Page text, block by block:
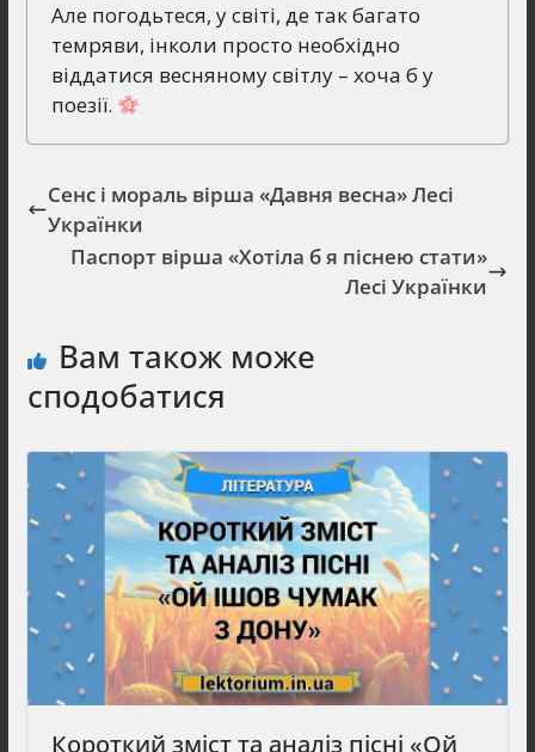
Але погодьтеся, у світі, де так багато
темряви, інколи просто необхідно
віддатися весняному світлу – хоча б у
поезії.
Сенс і мораль вірша «Давня весна» Лесі
Українки
Паспорт вірша «Хотіла б я піснею стати»
Лесі Українки
Вам також може
сподобатися
Короткий зміст та аналіз пісні «Ой